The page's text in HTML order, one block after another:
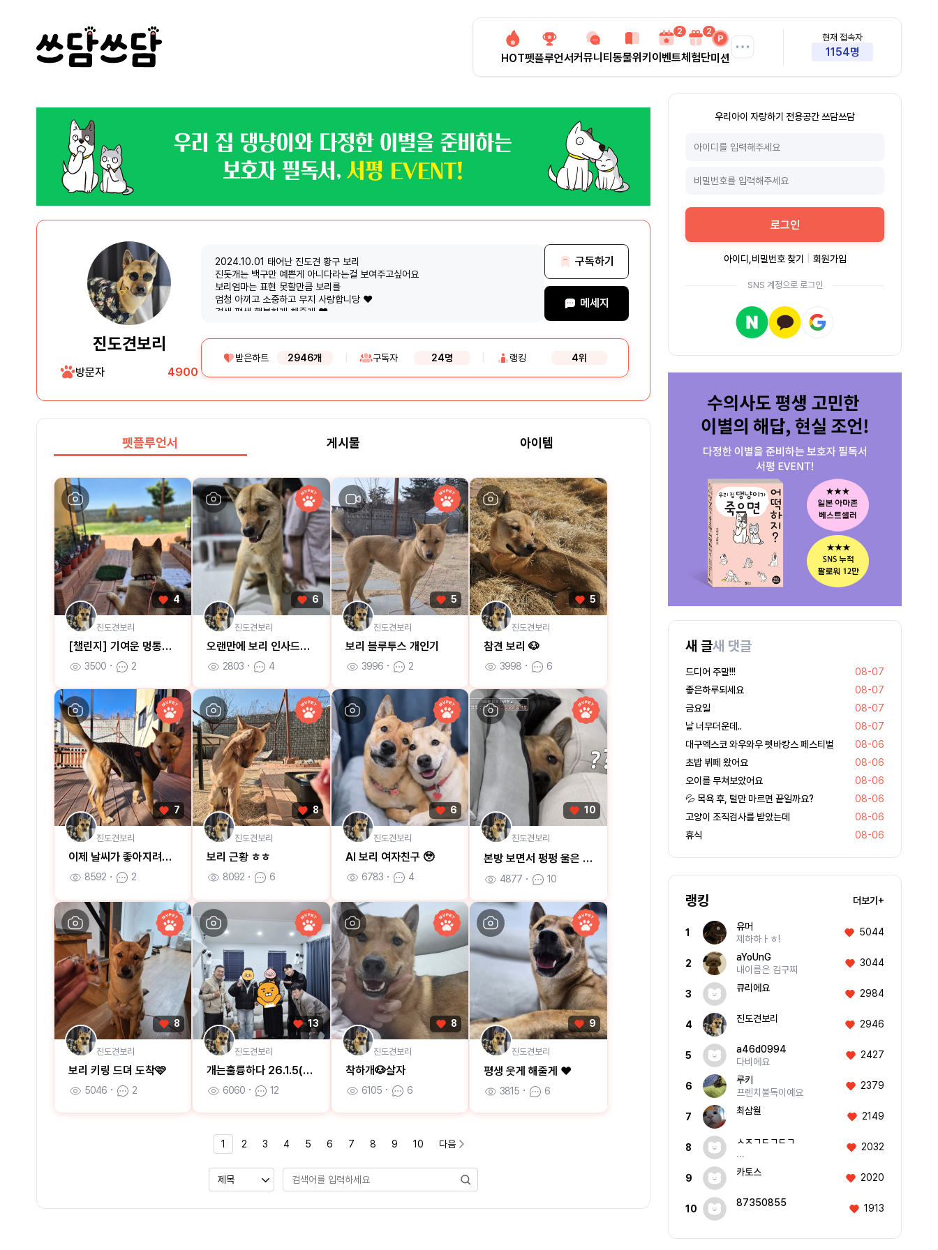
HOT펫플루언서커뮤니티 동물위키 이벤트
2
체험단
2
미션
현재 접속자
1154명
진도견보리
방문자 4900
2024.10.01 태어난 진도견 황구 보리
진돗개는 백구만 예쁜게 아니다라는걸 보여주고싶어요
보리엄마는 표현 못할만큼 보리를
엄청 아끼고 소중하고 무지 사랑합니당 ❤️
견생 평생 행복하게 해줄게 ❤️
구독하기
메세지
받은하트 2946개 구독자 24명 랭킹 4위
펫플루언서 게시물 아이템
4
진도견보리
[챌린지] 기여운 멍통수 보리
3500 ㆍ 2
6
진도견보리
오랜만에 보리 인사드립니다ㅎㅎ
2803 ㆍ 4
5
진도견보리
보리 블루투스 개인기
3996 ㆍ 2
5
진도견보리
참견 보리 🐶
3998 ㆍ 6
7
진도견보리
이제 날씨가 좋아지려나봐요 ㅎㅎ
8592 ㆍ 2
8
진도견보리
보리 근황 ㅎㅎ
8092 ㆍ 6
6
진도견보리
AI 보리 여자친구 🥹
6783 ㆍ 4
10
진도견보리
본방 보면서 펑펑 울은 보리 엄마 😮‍💨
4877 ㆍ 10
8
진도견보리
보리 키링 드뎌 도착🩷
5046 ㆍ 2
13
진도견보리
개는훌륭하다 26.1.5(월)방송
6060 ㆍ 12
8
진도견보리
착하개🐶살자
6105 ㆍ 6
9
진도견보리
평생 웃게 해줄게 ❤️
3815 ㆍ 6
1 2 3 4 5 6 7 8 9 10 다음
우리아이 자랑하기 전용공간 쓰담쓰담
로그인
아이디,비밀번호 찾기 회원가입
SNS 계정으로 로그인
새 글새 댓글
드디어 주말!!!
08-07
좋은하루되세요
08-07
금요일
08-07
날 너무더운데..
08-07
대구엑스코 와우와우 펫바캉스 페스티벌
08-06
초밥 뷔페 왔어요
08-06
오이를 무쳐보았어요
08-06
💦 목욕 후, 털만 마르면 끝일까요?
08-06
고양이 조직검사를 받았는데
08-06
휴식
08-06
랭킹 더보기+
1
유머
제하하ㅏㅎ!
5044
2
aYoUnG
내이름은 김구찌
3044
3
큐리에요 2984
4
진도견보리 2946
5
a46d0994
다비에요
2427
6
루키
프렌치불독이예요
2379
7
최삼월 2149
8
ㅅㅈㄱㄷㄱㄷㄱ
...
2032
9
카토스 2020
10
87350855 1913